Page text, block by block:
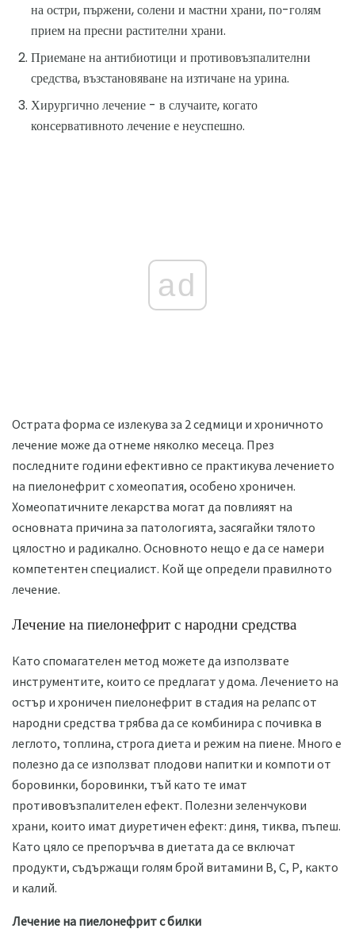
на остри, пържени, солени и мастни храни, по-голям
прием на пресни растителни храни.
Приемане на антибиотици и противовъзпалителни
средства, възстановяване на изтичане на урина.
Хирургично лечение - в случаите, когато
консервативното лечение е неуспешно.
ad
Острата форма се излекува за 2 седмици и хроничното
лечение може да отнеме няколко месеца. През
последните години ефективно се практикува лечението
на пиелонефрит с хомеопатия, особено хроничен.
Хомеопатичните лекарства могат да повлияят на
основната причина за патологията, засягайки тялото
цялостно и радикално. Основното нещо е да се намери
компетентен специалист. Кой ще определи правилното
лечение.
Лечение на пиелонефрит с народни средства
Като спомагателен метод можете да използвате
инструментите, които се предлагат у дома. Лечението на
остър и хроничен пиелонефрит в стадия на релапс от
народни средства трябва да се комбинира с почивка в
леглото, топлина, строга диета и режим на пиене. Много е
полезно да се използват плодови напитки и компоти от
боровинки, боровинки, тъй като те имат
противовъзпалителен ефект. Полезни зеленчукови
храни, които имат диуретичен ефект: диня, тиква, пъпеш.
Като цяло се препоръчва в диетата да се включат
продукти, съдържащи голям брой витамини В, С, Р, както
и калий.
Лечение на пиелонефрит с билки